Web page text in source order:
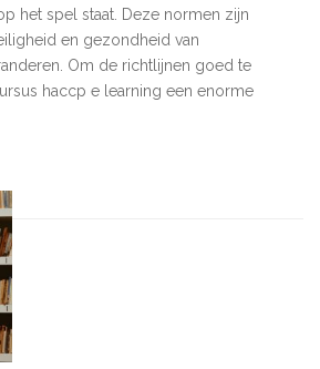
het spel staat. Deze normen zijn
en gezondheid van
Om de richtlijnen goed te
haccp e learning een enorme